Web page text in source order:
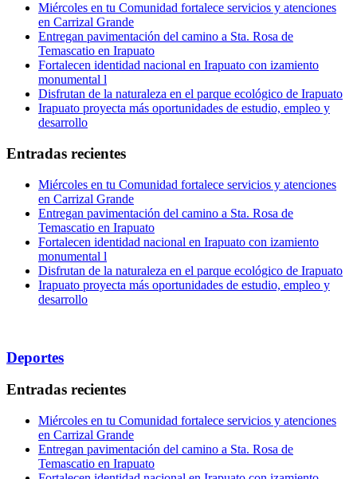
Miércoles en tu Comunidad fortalece servicios y atenciones
en Carrizal Grande
Entregan pavimentación del camino a Sta. Rosa de
Temascatio en Irapuato
Fortalecen identidad nacional en Irapuato con izamiento
monumental l
Disfrutan de la naturaleza en el parque ecológico de Irapuato
Irapuato proyecta más oportunidades de estudio, empleo y
desarrollo
Entradas recientes
Miércoles en tu Comunidad fortalece servicios y atenciones
en Carrizal Grande
Entregan pavimentación del camino a Sta. Rosa de
Temascatio en Irapuato
Fortalecen identidad nacional en Irapuato con izamiento
monumental l
Disfrutan de la naturaleza en el parque ecológico de Irapuato
Irapuato proyecta más oportunidades de estudio, empleo y
desarrollo
Deportes
Entradas recientes
Miércoles en tu Comunidad fortalece servicios y atenciones
en Carrizal Grande
Entregan pavimentación del camino a Sta. Rosa de
Temascatio en Irapuato